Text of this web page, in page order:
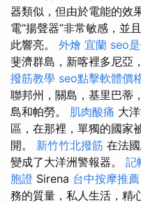
器類似，但由於電能的效
電“揚聲器”非常敏感，並
此響亮。 外燴 宜蘭 seo
斐濟群島，新喀裡多尼亞
撥筋教學 seo點擊軟體價
聯邦州，關島，基里巴蒂
島和帕勞。 肌肉酸痛 大
區，在那裡，單獨的國家
開。 新竹竹北撥筋 在法
變成了大洋洲警報器。 記
胞證 Sirena 台中按摩推薦
務的質量，私人生活，精